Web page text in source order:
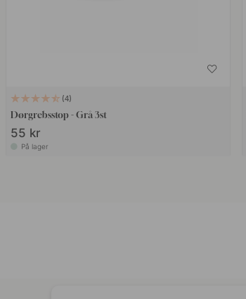
4
Dørgrebsstop - Grå 3st
55 kr
På lager